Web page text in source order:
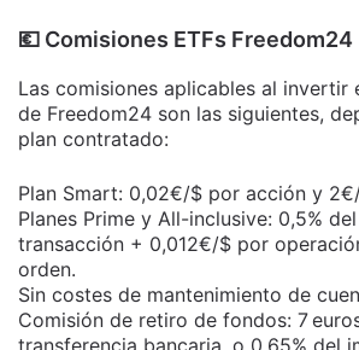
​💶​ Comisiones ETFs Freedom24
Las comisiones aplicables al invertir
de Freedom24 son las siguientes,
plan contratado:
Plan Smart: 0,02€/$ por acción y
Planes Prime y All-inclusive: 0,5%
transacción + 0,012€/$ por
orden.
Sin costes de mantenimiento de
Comisión de retiro de fondos: 7
transferencia bancaria, o 0,65% del